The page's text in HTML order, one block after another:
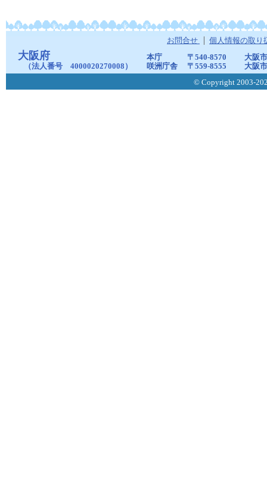
お問合せ 個人情報の取り
大阪府
（法人番号 4000020270008）
本庁 〒540-8570
大阪
咲洲庁舎
〒559-8555
大阪
© Copyright 2003-